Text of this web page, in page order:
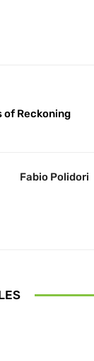
of Reckoning
Fabio Polidori